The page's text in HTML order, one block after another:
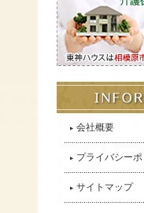
会社概要
プライバシー
サイトマップ